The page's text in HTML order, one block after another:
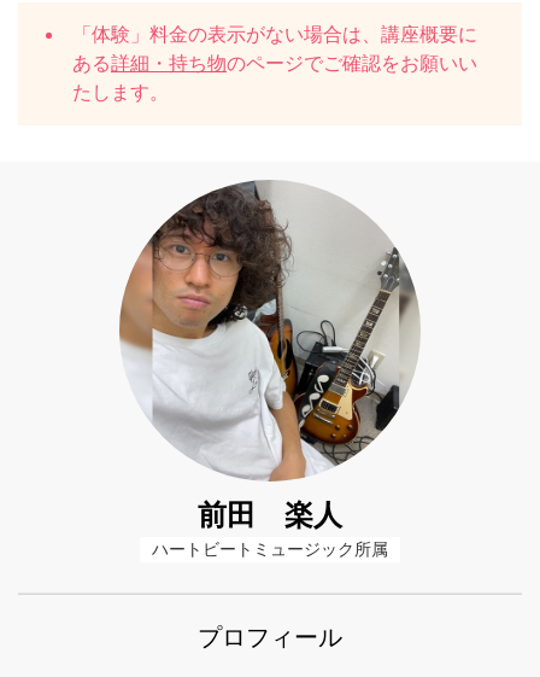
「体験」料金の表示がない場合は、講座概要に
ある詳細・持ち物のページでご確認をお願いい
たします。
前田 楽人
ハートビートミュージック所属
プロフィール